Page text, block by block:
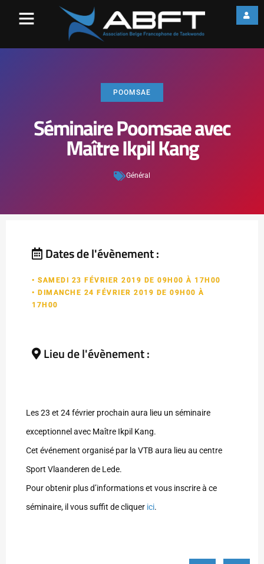
POOMSAE
Séminaire Poomsae avec
Maître Ikpil Kang
Général
Dates de l'évènement :
• SAMEDI 23 FÉVRIER 2019 DE 09H00 À 17H00
• DIMANCHE 24 FÉVRIER 2019 DE 09H00 À
17H00
Lieu de l'évènement :
Les 23 et 24 février prochain aura lieu un séminaire
exceptionnel avec Maître Ikpil Kang.
Cet événement organisé par la VTB aura lieu au centre
Sport Vlaanderen de Lede.
Pour obtenir plus d’informations et vous inscrire à ce
séminaire, il vous suffit de cliquer ici.